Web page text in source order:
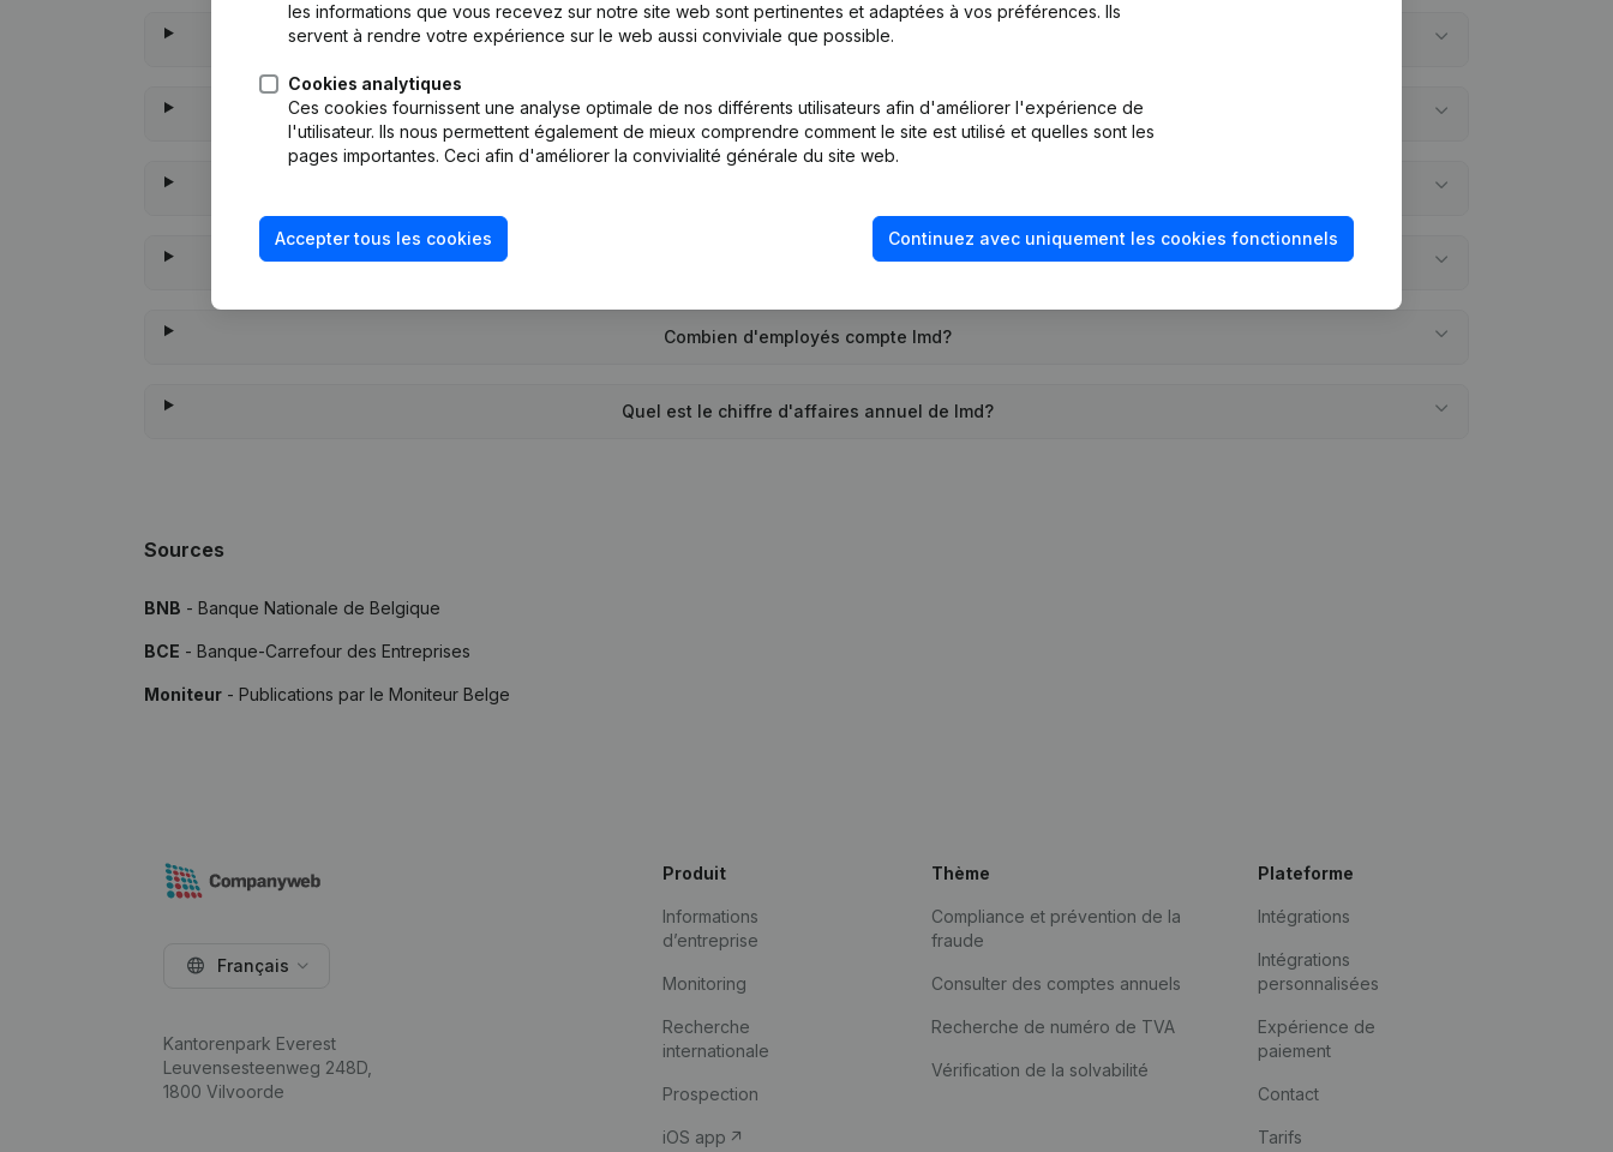
Quel est l'identifiant PEPPOL de Imd?
Quand la société Imd a-t-elle été créée?
À quand remonte la dernière fois que Imd a déposé des comptes annuels?
Combien d'employés compte Imd?
Quel est le chiffre d'affaires annuel de Imd?
Sources
BNB - Banque Nationale de Belgique
BCE - Banque-Carrefour des Entreprises
Moniteur - Publications par le Moniteur Belge
les informations que vous recevez sur notre site web sont pertinentes et adaptées à vos préférences. Ils
servent à rendre votre expérience sur le web aussi conviviale que possible.
Cookies analytiques
Ces cookies fournissent une analyse optimale de nos différents utilisateurs afin d'améliorer l'expérience de
l'utilisateur. Ils nous permettent également de mieux comprendre comment le site est utilisé et quelles sont les
pages importantes. Ceci afin d'améliorer la convivialité générale du site web.
Accepter tous les cookies Continuez avec uniquement les cookies fonctionnels
Français
Kantorenpark Everest
Leuvensesteenweg 248D,
1800 Vilvoorde
Produit
Informations
d’entreprise
Monitoring
Recherche
internationale
Prospection
iOS app
Thème
Compliance et prévention de la
fraude
Consulter des comptes annuels
Recherche de numéro de TVA
Vérification de la solvabilité
Plateforme
Intégrations
Intégrations
personnalisées
Expérience de
paiement
Contact
Tarifs